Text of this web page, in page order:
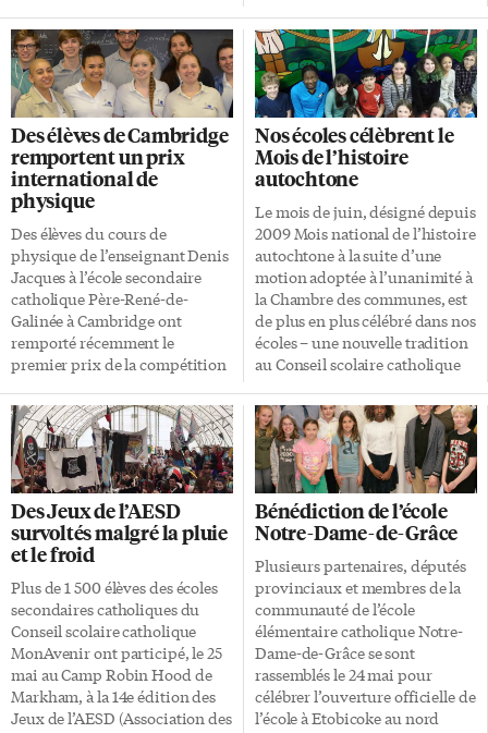
Pilotée par Me Nicolas Rouleau
auprès de la Cour supérieure de
justice de l’Ontario, la requête
de Lianne Doucet, au nom de la
Coalition de parents pour une
école secondaire de quartier
(PESQ), fait valoir que leurs
droits sous l’article 23 de la
Charte canadienne des droits et
libertés sont enfreints. Leur
poursuite veut souligner les
inégalités qui existent dans leur
quartier (les circonscriptions
provinciales […]
d’ouverture officielle de leur
école le 9 juin dernier. Le
cardinal Thomas Collins,
archevêque de Toronto, a
évoqué le rôle des premiers
missionnaires jésuites pour
«semer la foi chrétienne dans ce
coin de pays, avec
l’établissement de Sainte-Marie-
au-pays-des-Hurons»… où ils
ont finalement été massacrés en
1649. Le Cardinal a souligné que
«la foi demeure vivante en
Huronie et l’établissement
d’une nouvelle école catholique
de langue […]
Des élèves de Cambridge
remportent un prix
international de
physique
Des élèves du cours de
physique de l’enseignant Denis
Jacques à l’école secondaire
catholique Père-René-de-
Galinée à Cambridge ont
remporté récemment le
premier prix de la compétition
des particules Beamline for
Schools organisé par le Conseil
européen pour la recherche
nucléaire (CERN). Les treize
élèves de 11e et 12e année de
PRDG s’envoleront vers
Genève, en Suisse, du 19
septembre au 2 octobre, pour
réaliser leur expérience dans les
installations du CERN:
déterminer s’il existe un
multiple élémentaire de la
charge électrique (1,60 X 10-
19C), tout comme le quantum
avec l’énergie. 180 équipes
Nos écoles célèbrent le
Mois de l’histoire
autochtone
Le mois de juin, désigné depuis
2009 Mois national de l’histoire
autochtone à la suite d’une
motion adoptée à l’unanimité à
la Chambre des communes, est
de plus en plus célébré dans nos
écoles – une nouvelle tradition
au Conseil scolaire catholique
ses écoles, les parents, les élèves
et les membres du personnel
vivront des activités afin de
découvrir la richesse de ces
cultures. Les événements seront
intégrés à de nombreux
domaines du curriculum,
«notamment par la découverte
des principes de l’éducation
autochtone qui engage l’élève
d’une façon holistique tout en
respectant l’environnement
dans ses apprentissages»,
indique […]
Des Jeux de l’AESD
survoltés malgré la pluie
et le froid
Plus de 1 500 élèves des écoles
secondaires catholiques du
Conseil scolaire catholique
MonAvenir ont participé, le 25
mai au Camp Robin Hood de
Markham, à la 14e édition des
Jeux de l’AESD (Association des
Bénédiction de l’école
Notre-Dame-de-Grâce
Plusieurs partenaires, députés
provinciaux et membres de la
communauté de l’école
élémentaire catholique Notre-
Dame-de-Grâce se sont
rassemblés le 24 mai pour
célébrer l’ouverture officielle de
l’école à Etobicoke au nord